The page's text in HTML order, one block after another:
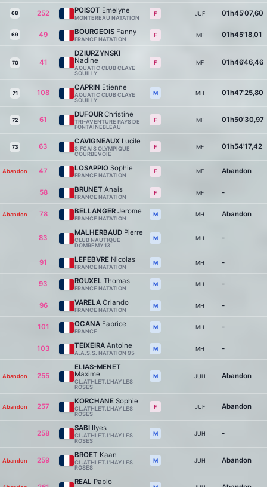
68 252 POISOT Emelyne
MONTEREAU NATATION
F JUF 01h45'07,60
69 49 BOURGEOIS Fanny
FRANCE NATATION
F MF 01h45'18,01
70 41
DZIURZYNSKI
Nadine
AQUATIC CLUB CLAYE
SOUILLY
F MF 01h46'46,46
71 108
CAPRIN Etienne
AQUATIC CLUB CLAYE
SOUILLY
M MH 01h47'25,80
72 61
DUFOUR Christine
TRI-AVENTURE PAYS DE
FONTAINEBLEAU
F MF 01h50'30,97
73 63
CAVIGNEAUX Lucile
S.FCAIS OLYMPIQUE
COURBEVOIE
F MF 01h54'17,42
Abandon 47 LOSAPPIO Sophie
FRANCE NATATION
F MF Abandon
58 BRUNET Anais
FRANCE NATATION
F MF -
Abandon 78 BELLANGER Jerome
FRANCE NATATION
M MH Abandon
83
MALHERBAUD Pierre
CLUB NAUTIQUE
DOMREMY 13
M MH -
91 LEFEBVRE Nicolas
FRANCE NATATION
M MH -
93 ROUXEL Thomas
FRANCE NATATION
M MH -
96 VARELA Orlando
FRANCE NATATION
M MH -
101 OCANA Fabrice
FRANCE
M MH -
103 TEIXEIRA Antoine
A.A.S.S. NATATION 95
M MH -
Abandon 255
ELIAS-MENET
Maxime
CL.ATHLET.L'HAY LES
ROSES
M JUH Abandon
Abandon 257
KORCHANE Sophie
CL.ATHLET.L'HAY LES
ROSES
F JUF Abandon
258
SABI Ilyes
CL.ATHLET.L'HAY LES
ROSES
M JUH -
Abandon 259
BROET Kaan
CL.ATHLET.L'HAY LES
ROSES
M JUH Abandon
REAL Pablo